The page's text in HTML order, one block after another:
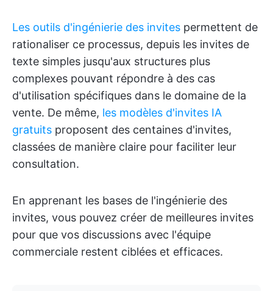
Les outils d'ingénierie des invites permettent de
rationaliser ce processus, depuis les invites de
texte simples jusqu'aux structures plus
complexes pouvant répondre à des cas
d'utilisation spécifiques dans le domaine de la
vente. De même, les modèles d'invites IA
gratuits proposent des centaines d'invites,
classées de manière claire pour faciliter leur
consultation.
En apprenant les bases de l'ingénierie des
invites, vous pouvez créer de meilleures invites
pour que vos discussions avec l'équipe
commerciale restent ciblées et efficaces.